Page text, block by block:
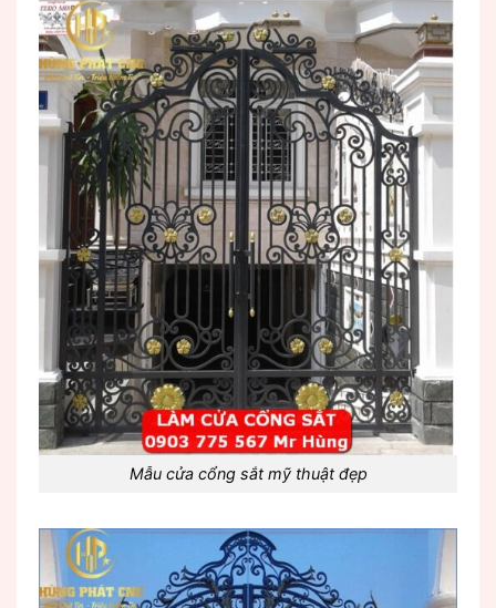
Mẫu cửa cổng sắt mỹ thuật đẹp